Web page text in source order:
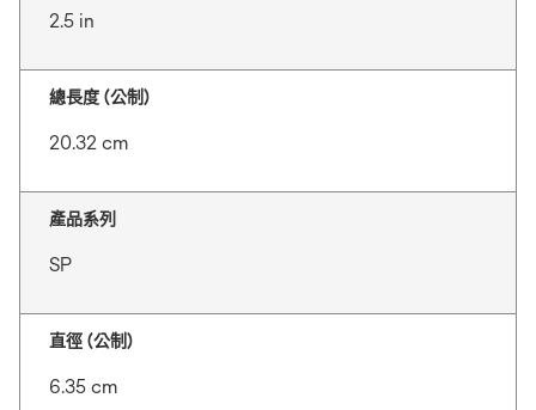
2.5 in
總長度 (公制)
20.32 cm
產品系列
SP
直徑 (公制)
6.35 cm